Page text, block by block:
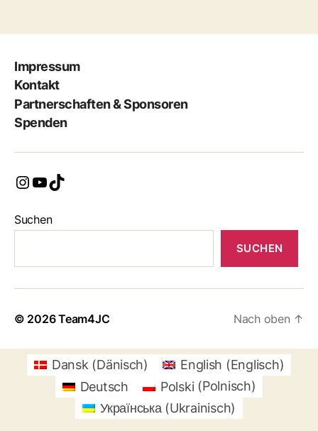
Impressum
Kontakt
Partnerschaften & Sponsoren
Spenden
Instagram
YouTube
TikTok
Suchen
SUCHEN
© 2026Team4JC Nach oben ↑
Dansk(Dänisch) English (Englisch)
Deutsch
Polski(Polnisch)
Українська (Ukrainisch)